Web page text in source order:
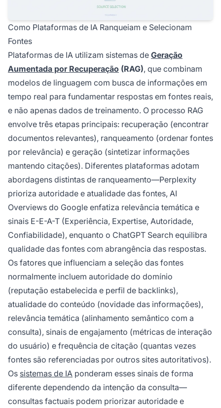
Como Plataformas de IA Ranqueiam e Selecionam
Fontes
Plataformas de IA utilizam sistemas de Geração
Aumentada por Recuperação (RAG), que combinam
modelos de linguagem com busca de informações em
tempo real para fundamentar respostas em fontes reais,
e não apenas dados de treinamento. O processo RAG
envolve três etapas principais: recuperação (encontrar
documentos relevantes), ranqueamento (ordenar fontes
por relevância) e geração (sintetizar informações
mantendo citações). Diferentes plataformas adotam
abordagens distintas de ranqueamento—Perplexity
prioriza autoridade e atualidade das fontes, AI
Overviews do Google enfatiza relevância temática e
sinais E-E-A-T (Experiência, Expertise, Autoridade,
Confiabilidade), enquanto o ChatGPT Search equilibra
qualidade das fontes com abrangência das respostas.
Os fatores que influenciam a seleção das fontes
normalmente incluem autoridade do domínio
(reputação estabelecida e perfil de backlinks),
atualidade do conteúdo (novidade das informações),
relevância temática (alinhamento semântico com a
consulta), sinais de engajamento (métricas de interação
do usuário) e frequência de citação (quantas vezes
fontes são referenciadas por outros sites autoritativos).
Os sistemas de IA ponderam esses sinais de forma
diferente dependendo da intenção da consulta—
consultas factuais podem priorizar autoridade e